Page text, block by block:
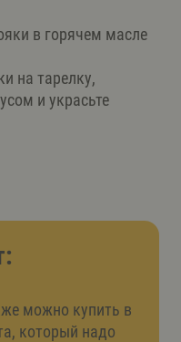
в горячем масле
на тарелку,
и украсьте
можно купить в
который надо